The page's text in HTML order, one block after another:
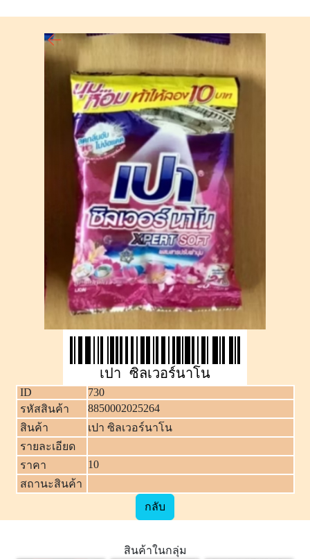
เปา ซิลเวอร์นาโน
ID
730
รหัสสินค้า
8850002025264
สินค้า
เปา ซิลเวอร์นาโน
รายละเอียด
ราคา
10
สถานะสินค้า
กลับ
สินค้าในกลุ่ม